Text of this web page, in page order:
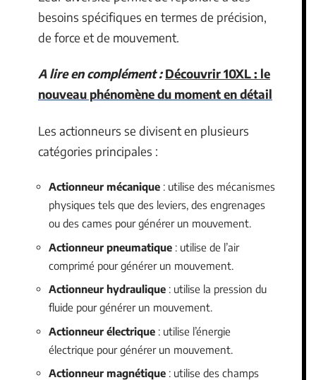
besoins spécifiques en termes de précision,
de force et de mouvement.
A lire en complément : Découvrir 10XL : le
nouveau phénomène du moment en détail
Les actionneurs se divisent en plusieurs
catégories principales :
Actionneur mécanique : utilise des mécanismes
physiques tels que des leviers, des engrenages
ou des cames pour générer un mouvement.
Actionneur pneumatique : utilise de l’air
comprimé pour générer un mouvement.
Actionneur hydraulique : utilise la pression du
fluide pour générer un mouvement.
Actionneur électrique : utilise l’énergie
électrique pour générer un mouvement.
Actionneur magnétique : utilise des champs